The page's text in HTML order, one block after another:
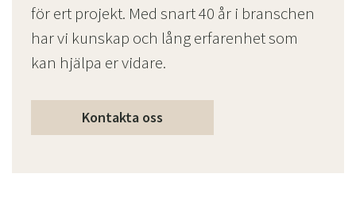
för ert projekt. Med snart 40 år i branschen
har vi kunskap och lång erfarenhet som
kan hjälpa er vidare.
Kontakta oss